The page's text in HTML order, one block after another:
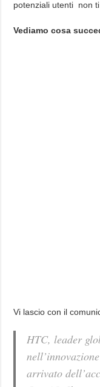
potenziali utenti non ti
Vediamo cosa
Vi lascio con il
HTC, leader
arrivato